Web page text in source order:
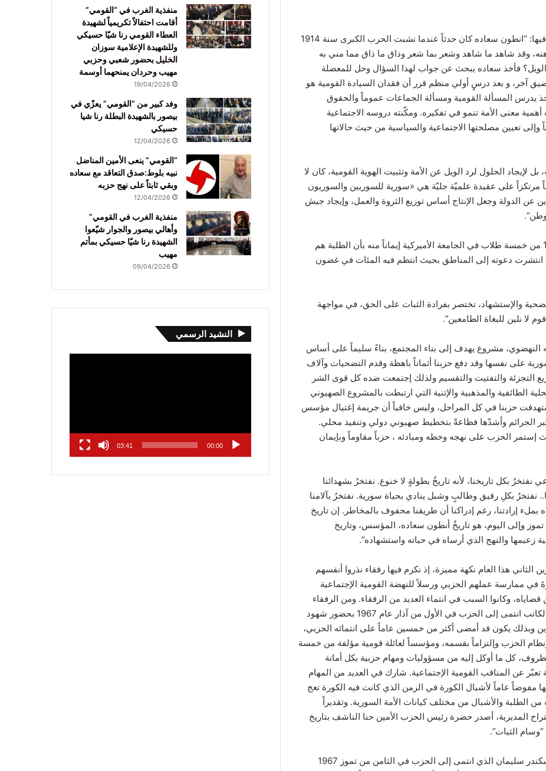
ثم ألقى كلمة المديرية المدير مروان الخوري قال فيها: “انطون سعاده كان حدثاً عندما نشبت الحرب الكبرى سنة 1914
وقد شاهد ما شاهد وشعر بما شعر وذاق ما ذاق مما مني به
فأخذ سعاده يبحث عن جواب لهذا السؤال وحل للمعضلة
آخر، و بعد درسٍ أولي منظم قرر أن فقدان السيادة القومية هو
يدرس المسألة القومية ومسألة الجماعات عموماً والحقوق
معنى الأمة تنمو في تفكيره. ومكّنته دروسه الاجتماعية
وإلى تعيين مصلحتها الاجتماعية والسياسية من حيث حالاتها
لإيجاد الحلول لرد الويل عن الأمة وتثبيت الهوية القومية، كان لا
على عقيدة علميّة جليّة هي «سورية للسوريين والسوريون
عن الدولة وجعل الإنتاج أساس توزيع الثروة والعمل، وإيجاد جيش
سعاده “أسس الحزب في تشرين الثاني عام 1932 من خمسة طلاب في الجامعة الأميركية إيماناً منه بأن الطلبة هم
انتشرت دعوته إلى المناطق بحيث انتظم فيه المئات في غضون
والإستشهاد، تختصر بفرادة الثبات على الحق، في مواجهة
لا نلين للبغاة الطامعين”.
النهضوي، مشروع يهدف إلى بناء المجتمع، بناءً سليماً على أساس
على نفسها وقد دفع حزبنا أثماناً باهظة وقدم التضحيات وآلاف
التجزئة والتفتيت والتقسيم ولذلك إجتمعت ضده كل قوى الشر
الطائفية والمذهبية والإتنية التي ارتبطت بالمشروع الصهيوني
حزبنا في كل المراحل، وليس خافياً أن جريمة إغتيال مؤسس
الجرائم وأشدّها فظاعةً بتخطيط صهيوني دولي وتنفيذ محلي.
الحزب على نهجه وخطه ومبادئه ، حزباً مقاوماً وبإيمان
بكل تاريخنا، لأنه تاريخُ بطولةٍ لا خنوع. نفتخرُ بشهدائنا
نفتخرُ بكلِ رفيق وطالبٍ وشبل ينادي بحياة سورية. نفتخرُ بآلامنا
بملء إرادتنا، رغم إدراكنا أن طريقنا محفوف بالمخاطر. إن تاريخ
وإلى اليوم، هو تاريخُ أنطون سعاده، المؤسس، وتاريخ
والنهج الذي أرساه في حياته واستشهاده”.
هذا العام نكهة مميزة، إذ نكرم فيها رفقاء نذروا أنفسهم
في ممارسة عملهم الحزبي ورسلاً للنهضة القومية الإجتماعية
وكانوا السبب في انتماء العديد من الرفقاء. ومن الرفقاء
المكرمين الرفيق فايز سليم كرم، وهو الصحفي والكاتب انتمى إلى الحزب في الأول من آذار عام 1967 بحضور شهود
وبذلك يكون قد أمضى أكثر من خمسين عاماً على انتمائه الحزبي،
الحزب وإلتزاماً بقسمه، ومؤسساً لعائلة قومية مؤلفة من خمسة
كل ما أوكل إليه من مسؤوليات ومهام حزبية بكل أمانة
عن المناقب القومية الإجتماعية. شارك في العديد من المهام
مفوضاً عاماً لأشبال الكورة في الزمن الذي كانت فيه الكورة تعج
الطلبة والأشبال من مختلف كيانات الأمة السورية. وتقديراً
المديرية، أصدر حضرة رئيس الحزب الأمين حنا الناشف بتاريخ
أما الرفيق الثاني المحتفى به فهو الرفيق عميد اسكندر سليمان الذي انتمى إلى الحزب في الثامن من تموز 1967
منفذية الغرب في “القومي”
أقامت احتفالاً تكريمياً لشهيدة
العطاء القومي رنا شيّا حسيكي
وللشهيدة الإعلامية سوزان
الخليل بحضور شعبي وحزبي
مهيب وحردان يمنحهما أوسمة
19/04/2026
وفد كبير من “القومي” يعزّي في
بيصور بالشهيدة البطلة رنا شيا
حسيكي
12/04/2026
“القومي” ينعى الأمين المناضل
نبيه بلوط:صدق التعاقد مع سعاده
وبقي ثابتاً على نهج حزبه
12/04/2026
منفذية الغرب في القومي”
وأهالي بيصور والجوار شيّعوا
الشهيدة رنا شيّا حسيكي بمأتم
مهيب
09/04/2026
النشيد الرسمي
00:00
03:41